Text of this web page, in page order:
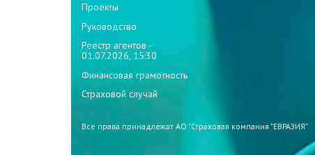
Проекты
Руководство
Реестр агентов -
01.07.2026, 15:30
Финансовая грамотность
Страховой случай
Все права принадлежат АО "Страховая компания "ЕВРАЗИЯ"